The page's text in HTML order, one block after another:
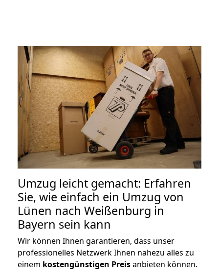
Umzug leicht gemacht: Erfahren
Sie, wie einfach ein Umzug von
Lünen nach Weißenburg in
Bayern sein kann
Wir können Ihnen garantieren, dass unser
professionelles Netzwerk Ihnen nahezu alles zu
einem kostengünstigen Preisanbieten können.